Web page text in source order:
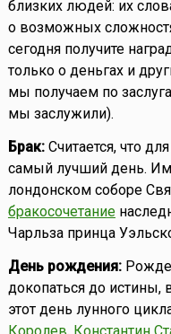
близких людей: их
о возможных
сегодня получите
только о деньгах и
мы получаем по
мы заслужили).
Брак:Считается, что
самый лучший день.
лондонском соборе
бракосочетание
Чарльза принца
День рождения:
докопаться до истины,
этот день лунного